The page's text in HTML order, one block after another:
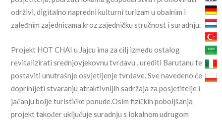
održivi, ​​digitalno napredni kulturni turizam u obalnim i
zaleđnim zajednicama kroz zajedničku stručnost i suradnju.
Projekt HOT CHAI u Jajcu ima za cilj između ostalog
revitalizirati srednjovjekovnu tvrđavu , urediti Barutanu te
postaviti unutrašnje osvjetljenje tvrđave. Sve navedeno će
doprinijeti stvaranju atraktivnijih sadržaja za posjetitelje i
jačanju bolje turističke ponude.Osim fizičkih poboljšanja
projekt također uključuje suradnju s lokalnom udrugom